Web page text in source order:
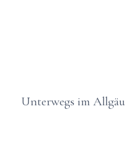
Unterwegs im Allgäu